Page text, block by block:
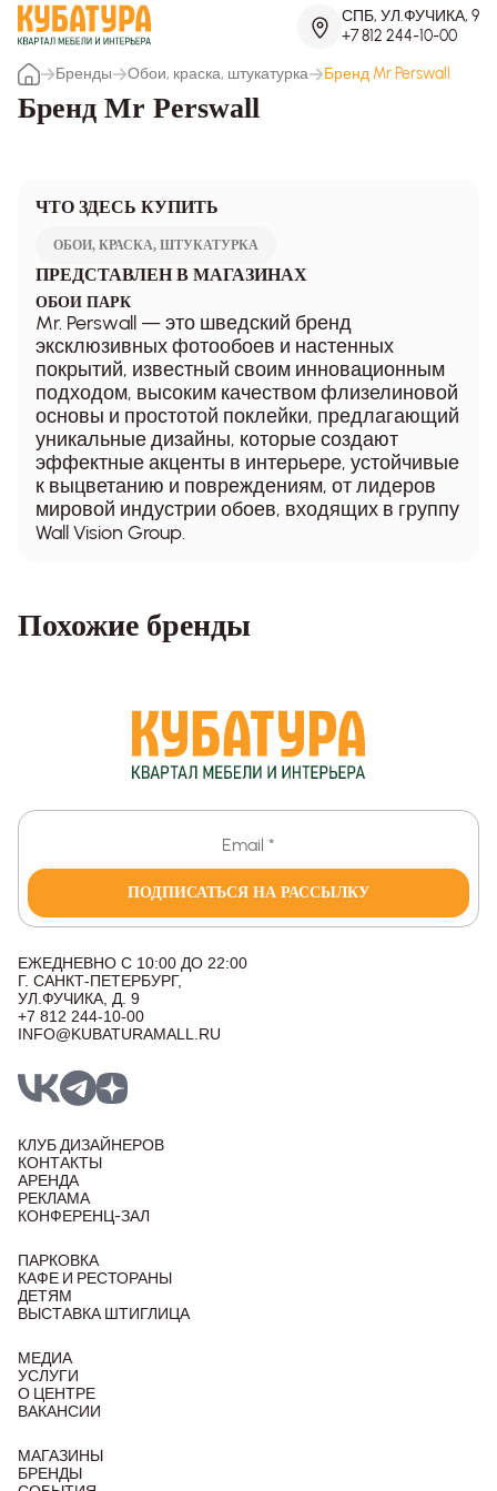
СПБ, УЛ.ФУЧИКА, 9
+7 812 244-10-00
Бренды
Обои, краска, штукатурка Бренд Mr Perswall
Бренд Mr Perswall
ЧТО ЗДЕСЬ КУПИТЬ
ОБОИ, КРАСКА, ШТУКАТУРКА
ПРЕДСТАВЛЕН В МАГАЗИНАХ
ОБОИ ПАРК
Mr. Perswall — это шведский бренд
эксклюзивных фотообоев и настенных
покрытий, известный своим инновационным
подходом, высоким качеством флизелиновой
основы и простотой поклейки, предлагающий
уникальные дизайны, которые создают
эффектные акценты в интерьере, устойчивые
к выцветанию и повреждениям, от лидеров
мировой индустрии обоев, входящих в группу
Wall Vision Group.
Похожие бренды
ПОДПИСАТЬСЯ НА РАССЫЛКУ
ЕЖЕДНЕВНО С 10:00 ДО 22:00
Г. САНКТ-ПЕТЕРБУРГ,
УЛ.ФУЧИКА, Д. 9
+7 812 244-10-00
INFO@KUBATURAMALL.RU
КЛУБ ДИЗАЙНЕРОВ
КОНТАКТЫ
АРЕНДА
РЕКЛАМА
КОНФЕРЕНЦ-ЗАЛ
ПАРКОВКА
КАФЕ И РЕСТОРАНЫ
ДЕТЯМ
ВЫСТАВКА ШТИГЛИЦА
МЕДИА
УСЛУГИ
О ЦЕНТРЕ
ВАКАНСИИ
МАГАЗИНЫ
БРЕНДЫ